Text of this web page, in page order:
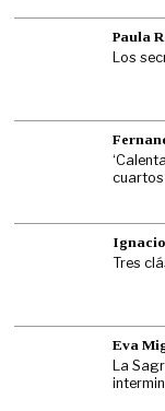
Paula
Los
cuartos
Tres
Eva
La